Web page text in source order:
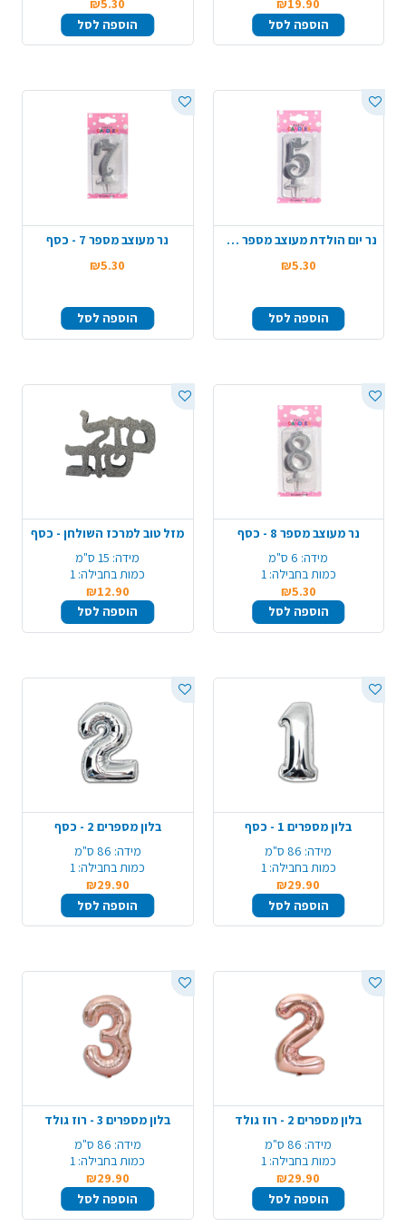
₪19.90
הוספה לסל
₪5.30
הוספה לסל
נר יום הולדת מעוצב מספר 5 - כסף
₪5.30
הוספה לסל
נר מעוצב מספר 7 - כסף
₪5.30
הוספה לסל
נר מעוצב מספר 8 - כסף
מידה: 6 ס"מ
כמות בחבילה: 1
₪5.30
הוספה לסל
מזל טוב למרכז השולחן - כסף
מידה: 15 ס"מ
כמות בחבילה: 1
₪12.90
הוספה לסל
בלון מספרים 1 - כסף
מידה: 86 ס"מ
כמות בחבילה: 1
₪29.90
הוספה לסל
בלון מספרים 2 - כסף
מידה: 86 ס"מ
כמות בחבילה: 1
₪29.90
הוספה לסל
בלון מספרים 2 - רוז גולד
מידה: 86 ס"מ
כמות בחבילה: 1
₪29.90
הוספה לסל
בלון מספרים 3 - רוז גולד
מידה: 86 ס"מ
כמות בחבילה: 1
₪29.90
הוספה לסל